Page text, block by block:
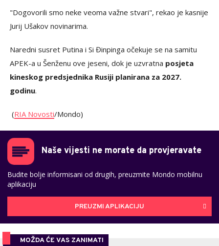
"Dogovorili smo neke veoma važne stvari", rekao je kasnije
Jurij Ušakov novinarima.
Naredni susret Putina i Si Đinpinga očekuje se na samitu
APEK-a u Šenženu ove jeseni, dok je uzvratna posjeta
kineskog predsjednika Rusiji planirana za 2027.
godinu.
(RIA Novosti/Mondo)
Naše vijesti ne morate da provjeravate
Budite bolje informisani od drugih, preuzmite Mondo mobilnu
aplikaciju
PREUZMI APLIKACIJU
MOŽDA ĆE VAS ZANIMATI